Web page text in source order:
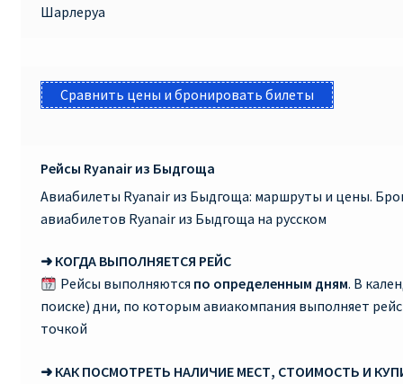
Шарлеруа
Сравнить цены и бронировать билеты
Рейсы Ryanair из Быдгоща
Авиабилеты Ryanair из Быдгоща: маршруты и цены.
авиабилетов Ryanair из Быдгоща на русском
➜ КОГДА ВЫПОЛНЯЕТСЯ РЕЙС
Рейсы выполняются по определенным дням. В
поиске) дни, по которым авиакомпания выполняет
точкой
➜ КАК ПОСМОТРЕТЬ НАЛИЧИЕ МЕСТ, СТОИМОСТЬ И